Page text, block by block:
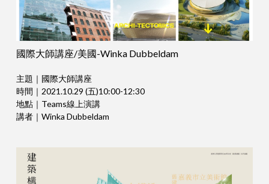
國際大師講座/美國-Winka Dubbeldam
主題｜國際大師講座
時間｜2021.10.29 (五)10:00-12:30
地點｜Teams線上演講
講者｜Winka Dubbeldam